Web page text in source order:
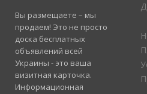
Вы размещаете – мы
продаем! Это не просто
доска бесплатных
объявлений всей
Украины - это ваша
визитная карточка.
Информационная